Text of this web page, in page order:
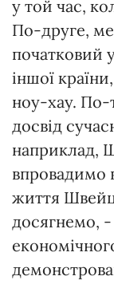
у той час,
По-друге,
початковий
іншої
ноу-хау. По-
досвід
наприклад,
впровадимо
життя
досягнемо, -